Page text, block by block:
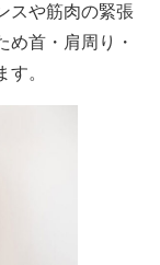
スや筋肉の緊張
め首・肩周り・
。